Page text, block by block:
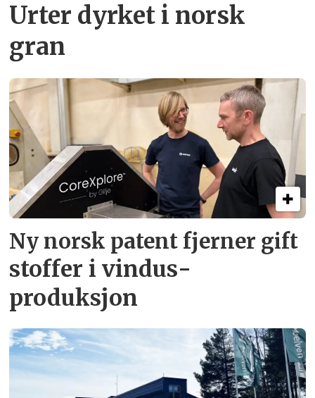
Urter dyrket i norsk
gran
Ny norsk patent fjerner gift­
stoffer i vindus­
produksjon